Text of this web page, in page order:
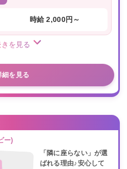
時給 2,000円～
を見る
細を見る
ー)
「隣に座らない」が選
ばれる理由♪安心して